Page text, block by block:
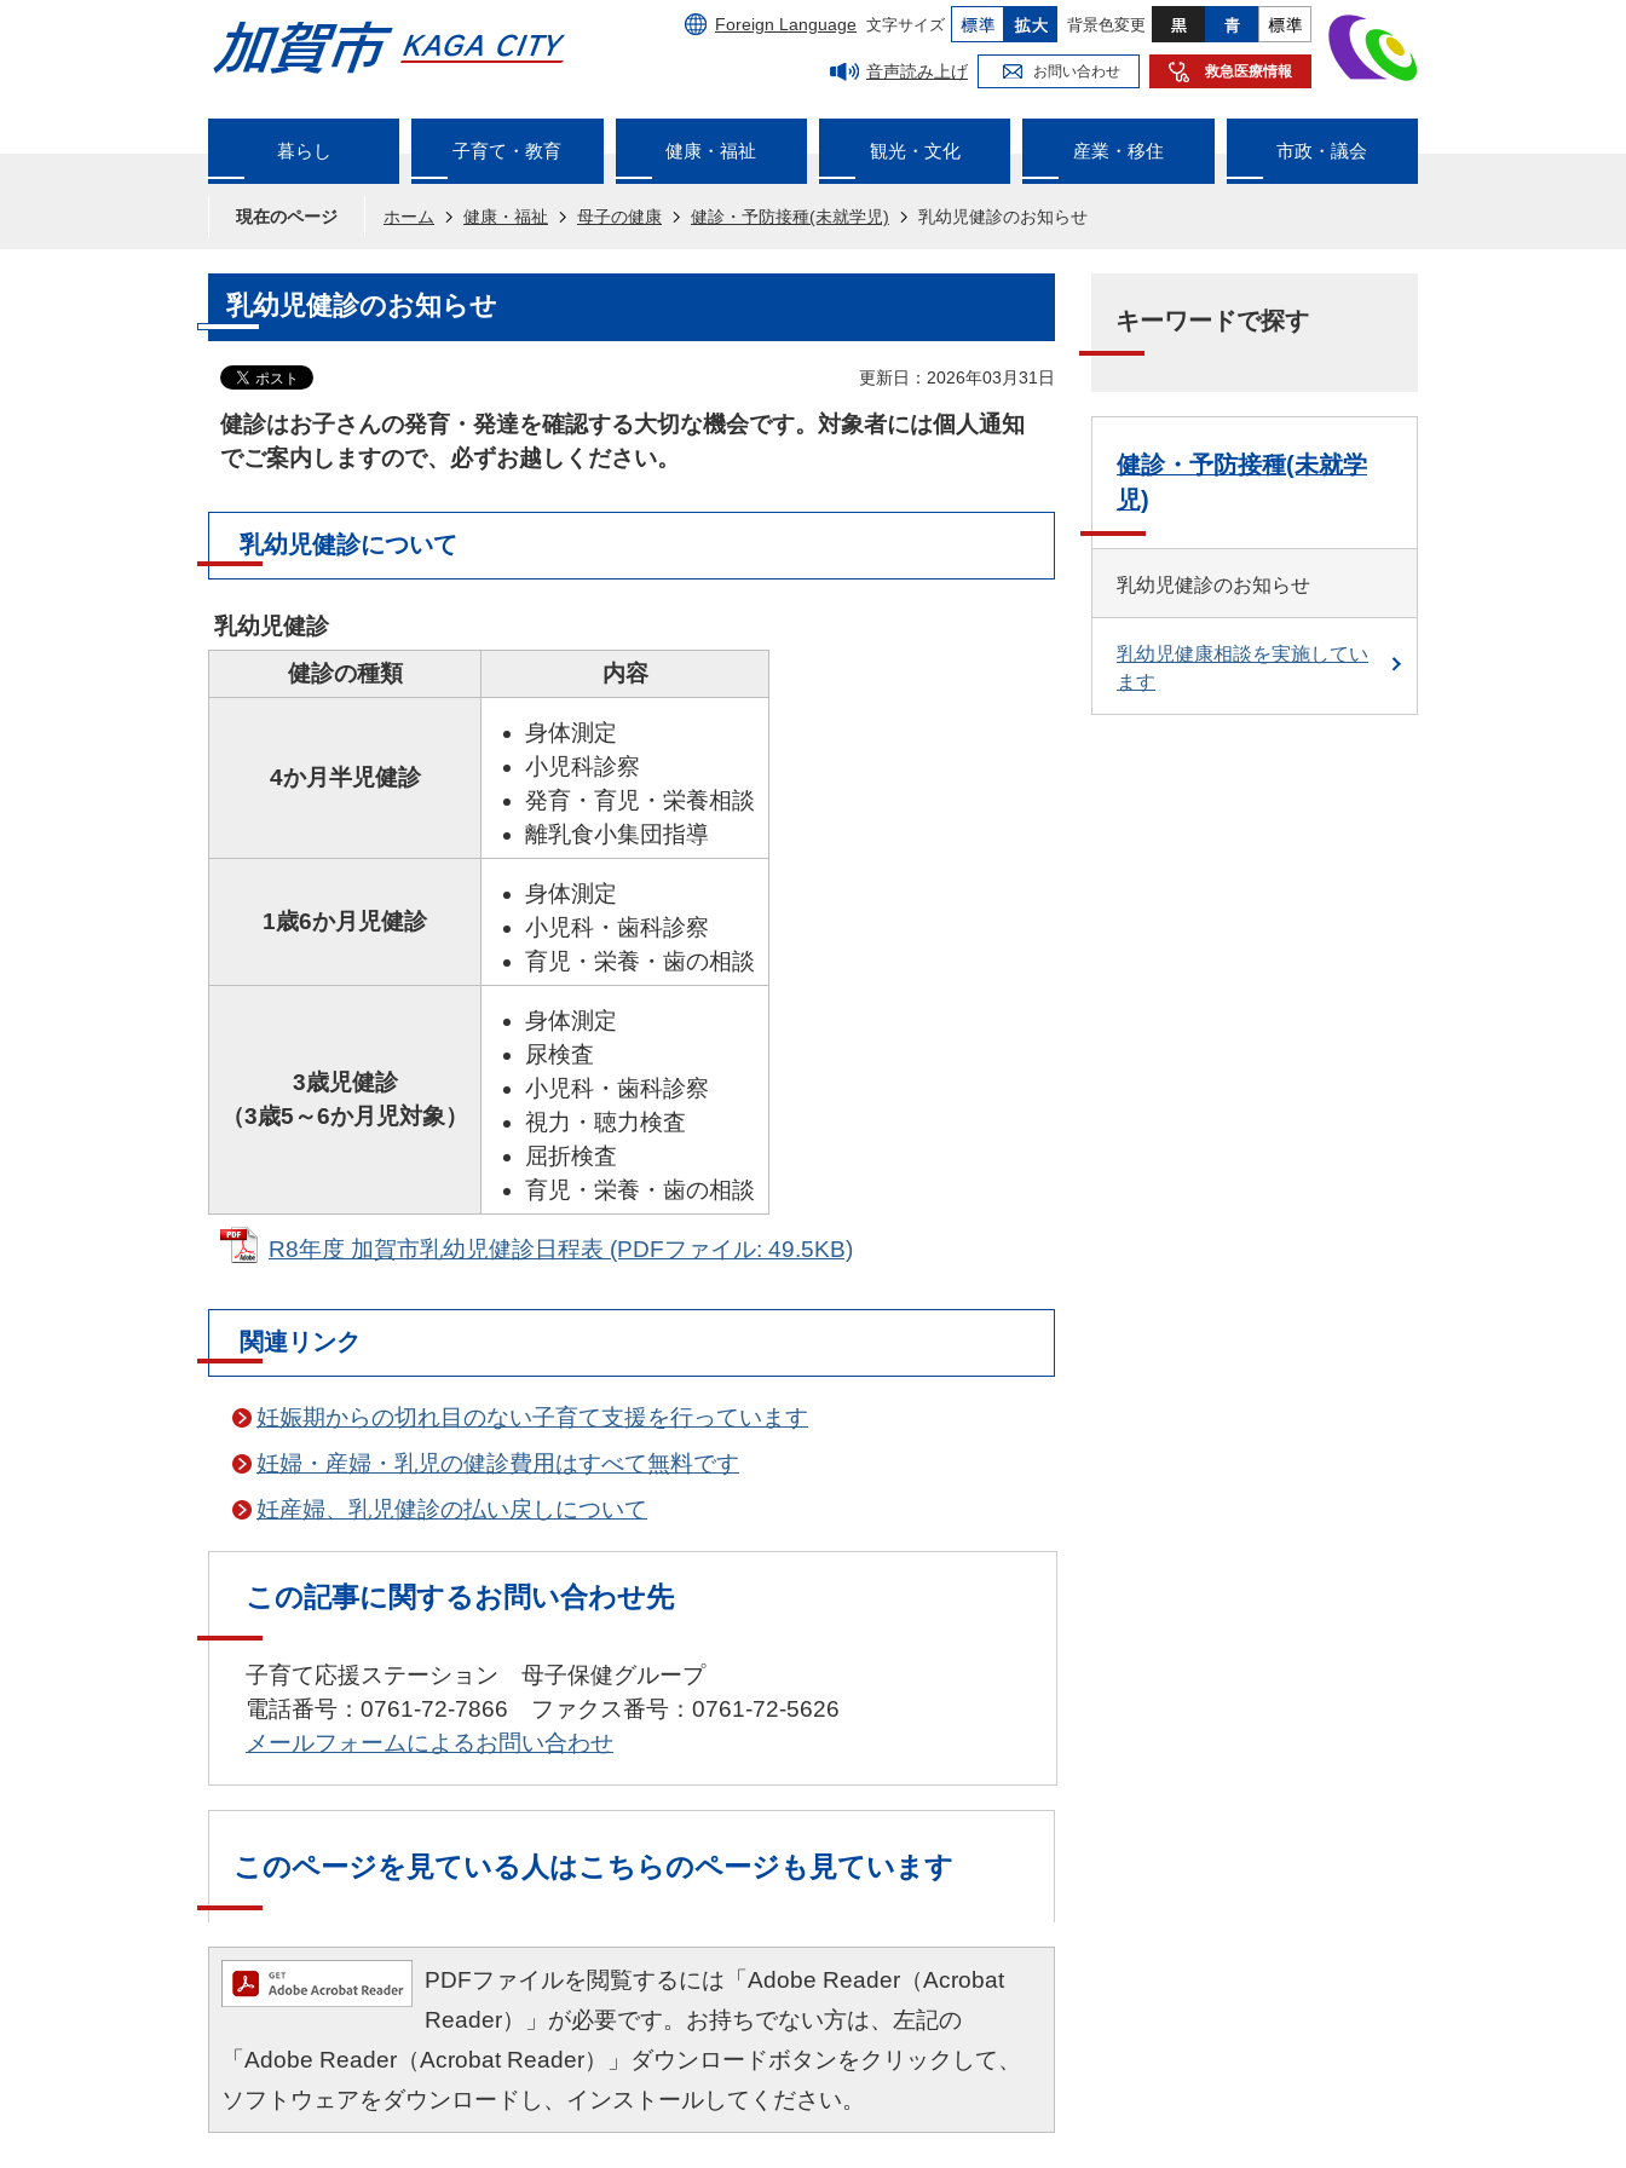
Foreign Language 文字サイズ 背景色変更
音声読み上げ お問い合わせ 救急医療情報
暮らし 子育て・教育 健康・福祉 観光・文化 産業・移住 市政・議会
現在のページ ホーム 健康・福祉 母子の健康 健診・予防接種(未就学児) 乳幼児健診のお知らせ
乳幼児健診のお知らせ
更新日：2026年03月31日
健診はお子さんの発育・発達を確認する大切な機会です。対象者には個人通知
でご案内しますので、必ずお越しください。
乳幼児健診について
乳幼児健診
健診の種類
内容
4か月半児健診
身体測定
小児科診察
発育・育児・栄養相談
離乳食小集団指導
1歳6か月児健診
身体測定
小児科・歯科診察
育児・栄養・歯の相談
3歳児健診
（3歳5～6か月児対象）
身体測定
尿検査
小児科・歯科診察
視力・聴力検査
屈折検査
育児・栄養・歯の相談
R8年度 加賀市乳幼児健診日程表 (PDFファイル: 49.5KB)
関連リンク
妊娠期からの切れ目のない子育て支援を行っています
妊婦・産婦・乳児の健診費用はすべて無料です
妊産婦、乳児健診の払い戻しについて
この記事に関するお問い合わせ先
子育て応援ステーション 母子保健グループ
電話番号：0761-72-7866 ファクス番号：0761-72-5626
メールフォームによるお問い合わせ
このページを見ている人はこちらのページも見ています
PDFファイルを閲覧するには「Adobe Reader（Acrobat
Reader）」が必要です。お持ちでない方は、左記の
「Adobe Reader（Acrobat Reader）」ダウンロードボタンをクリックして、
ソフトウェアをダウンロードし、インストールしてください。
キーワードで探す
健診・予防接種(未就学
児)
乳幼児健診のお知らせ
乳幼児健康相談を実施してい
ます